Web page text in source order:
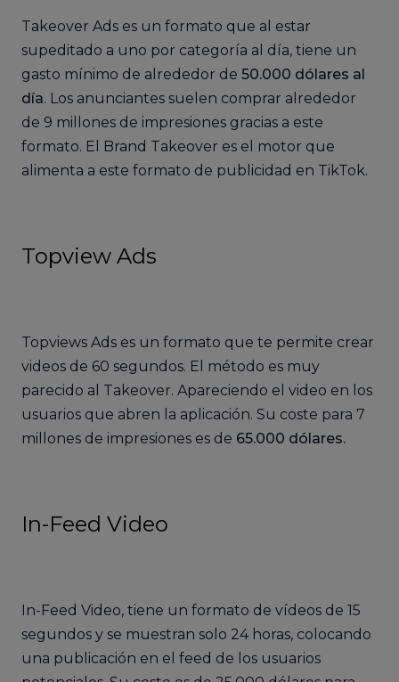
Takeover Ads es un formato que al estar
supeditado a uno por categoría al día, tiene un
gasto mínimo de alrededor de 50.000 dólares al
día. Los anunciantes suelen comprar alrededor
de 9 millones de impresiones gracias a este
formato. El Brand Takeover es el motor que
alimenta a este formato de publicidad en TikTok.
Topview Ads
Topviews Ads es un formato que te permite crear
videos de 60 segundos. El método es muy
parecido al Takeover. Apareciendo el video en los
usuarios que abren la aplicación. Su coste para 7
millones de impresiones es de 65.000 dólares.
In-Feed Video
In-Feed Video, tiene un formato de vídeos de 15
segundos y se muestran solo 24 horas, colocando
una publicación en el feed de los usuarios